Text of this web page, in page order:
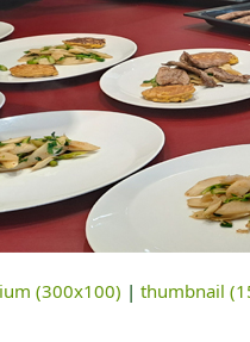
(300x100) | thumbnail